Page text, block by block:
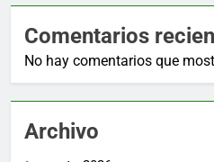
Comentarios
No hay comentarios que
Archivo